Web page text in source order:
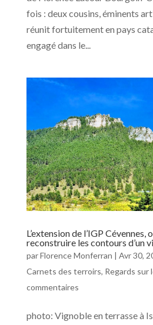
fois : deux cousins, éminents
réunit fortuitement en pays
engagé dans le...
L’extension de l’IGP Cévennes,
reconstruire les contours d’un
parFlorence Monferran | Avr 30,
Carnets des terroirs, Regards sur
commentaires
photo: Vignoble en terrasse à